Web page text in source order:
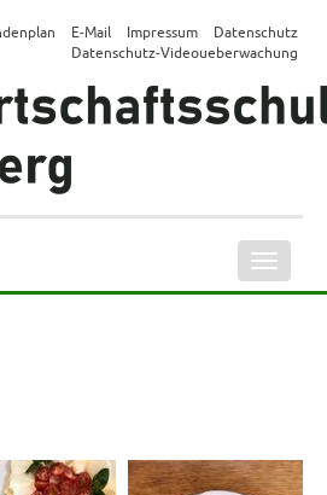
E-Mail Impressum
Datenschutz
Datenschutz-Videoueberwachung
ein-/